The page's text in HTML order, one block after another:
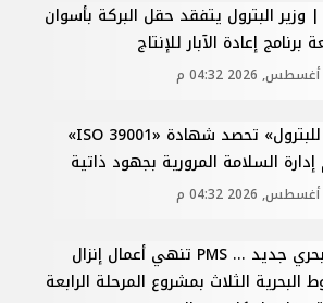
وزير البترول يتفقد حقل البركة بأسوان
برنامج إعادة الآبار للإنتاج
النيل للبترول» تحصد شهادة «ISO 39001»
إدارة السلامة المرورية بجهود ذاتية
إنجاز بحري جديد ... PMS تنهي أعمال إنزال
البحرية الثلاث بمشروع المرحلة الرابعة